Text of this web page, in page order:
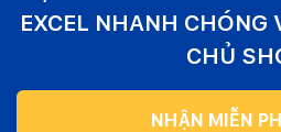
EXCEL NHANH CHÓNG
CHỦ
NHẬN MIỄN